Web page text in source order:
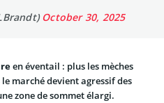
October 30, 2025
en éventail : plus les mèches
marché devient agressif des
zone de sommet élargi.